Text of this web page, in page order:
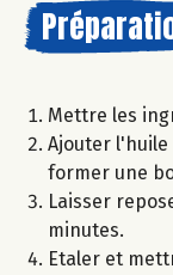
Mettre les
Ajouter l'huile
former une
Laisser
minutes.
Etaler et